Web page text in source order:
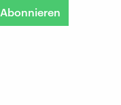
Abonnieren